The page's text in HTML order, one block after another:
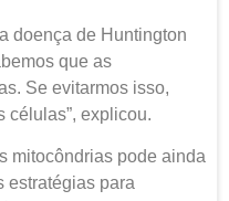
doença de Huntington
que as
Se evitarmos isso,
células”, explicou.
mitocôndrias pode ainda
estratégias para